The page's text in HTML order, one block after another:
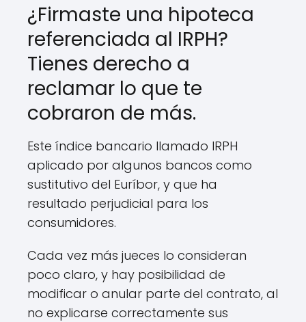
¿Firmaste una hipoteca
referenciada al IRPH?
Tienes derecho a
reclamar lo que te
cobraron de más.
Este índice bancario llamado IRPH
aplicado por algunos bancos como
sustitutivo del Euríbor, y que ha
resultado perjudicial para los
consumidores.
Cada vez más jueces lo consideran
poco claro, y hay posibilidad de
modificar o anular parte del contrato, al
no explicarse correctamente sus